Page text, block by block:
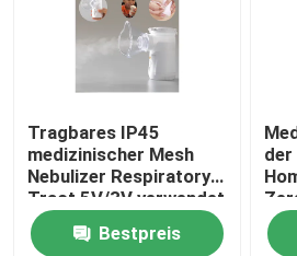
Tragbares IP45
medizinischer Mesh
Nebulizer Respiratory
Tract 5V/3V verwendet
in den Krankenhäusern
Bestpreis
der